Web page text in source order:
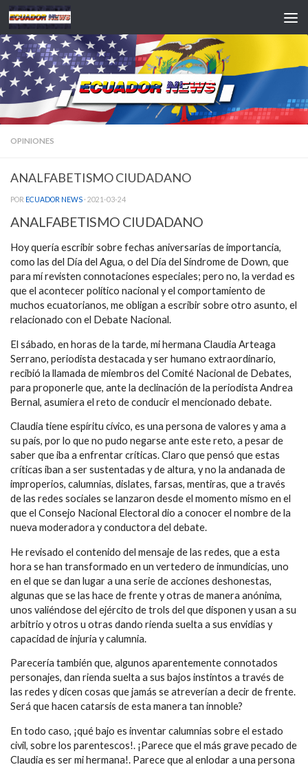
Saltar al contenido
OPINIONES
ANALFABETISMO CIUDADANO
POR ECUADOR NEWS · 2021-03-24
ANALFABETISMO CIUDADANO
Hoy quería escribir sobre fechas aniversarias de importancia,
como las del Día del Agua, o del Día del Síndrome de Down, que
para mí revisten connotaciones especiales; pero no, la verdad es
que el acontecer político nacional y el comportamiento de
muchos ecuatorianos, me obligan a escribir sobre otro asunto, el
relacionado con el Debate Nacional.
El sábado, en horas de la tarde, mi hermana Claudia Arteaga
Serrano, periodista destacada y ser humano extraordinario,
recibió la llamada de miembros del Comité Nacional de Debates,
para proponerle que, ante la declinación de la periodista Andrea
Bernal, asumiera el reto de conducir el mencionado debate.
Claudia tiene espíritu cívico, es una persona de valores y ama a
su país, por lo que no pudo negarse ante este reto, a pesar de
saber que iba a enfrentar críticas. Claro que pensó que estas
críticas iban a ser sustentadas y de altura, y no la andanada de
improperios, calumnias, dislates, farsas, mentiras, que a través
de las redes sociales se lanzaron desde el momento mismo en el
que el Consejo Nacional Electoral dio a conocer el nombre de la
nueva moderadora y conductora del debate.
He revisado el contenido del mensaje de las redes, que a esta
hora se han transformado en un vertedero de inmundicias, uno
en el que se dan lugar a una serie de acciones deshonestas,
algunas que se las hace de frente y otras de manera anónima,
unos valiéndose del ejército de trols del que disponen y usan a su
arbitrio y otros u otras dando rienda suelta a sus envidias y
capacidad de injuria y calumnia.
Parecería también que, algunos aparentemente connotados
personajes, dan rienda suelta a sus bajos instintos a través de
las redes y dicen cosas que jamás se atreverían a decir de frente.
Será que hacen catarsis de esta manera tan innoble?
En todo caso, ¡qué bajo es inventar calumnias sobre el estado
civil, sobre los parentescos!. ¡Parece que el más grave pecado de
Claudia es ser mi hermana!. Parece que al enlodar a una persona